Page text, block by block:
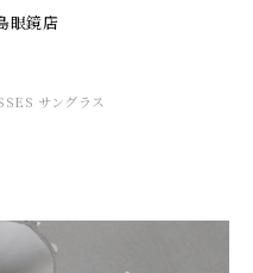
眼鏡店
サングラス